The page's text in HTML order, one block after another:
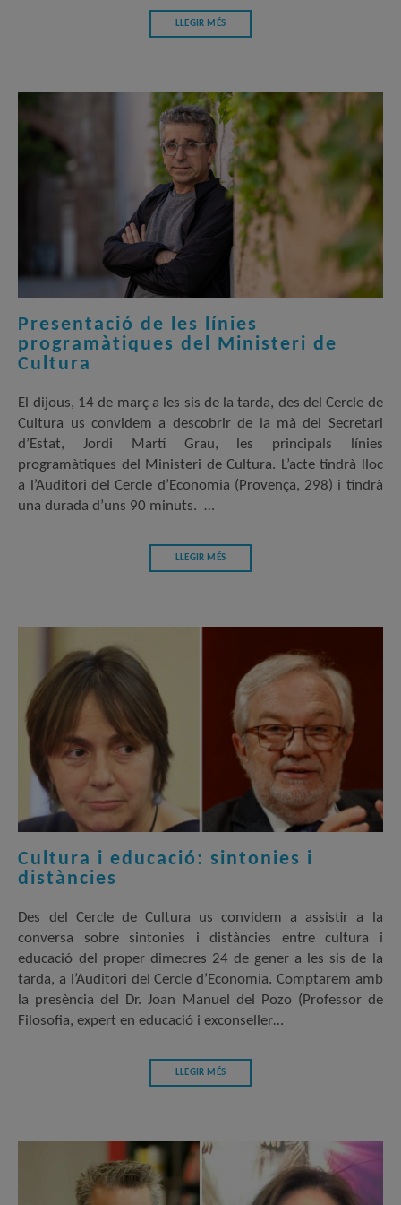
LLEGIR MÉS
Presentació de les línies
programàtiques del Ministeri de
Cultura
El dijous, 14 de març a les sis de la tarda, des del Cercle de
Cultura us convidem a descobrir de la mà del Secretari
d’Estat, Jordi Martí Grau, les principals línies
programàtiques del Ministeri de Cultura. L’acte tindrà lloc
a l’Auditori del Cercle d’Economia (Provença, 298) i tindrà
una durada d’uns 90 minuts. …
LLEGIR MÉS
Cultura i educació: sintonies i
distàncies
Des del Cercle de Cultura us convidem a assistir a la
conversa sobre sintonies i distàncies entre cultura i
educació del proper dimecres 24 de gener a les sis de la
tarda, a l’Auditori del Cercle d’Economia. Comptarem amb
la presència del Dr. Joan Manuel del Pozo (Professor de
Filosofia, expert en educació i exconseller…
LLEGIR MÉS